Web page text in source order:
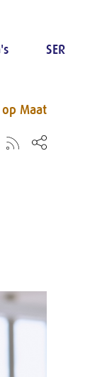
SER
op Maat